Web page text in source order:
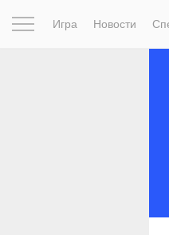
Игра Новости